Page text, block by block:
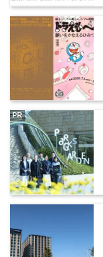
PR